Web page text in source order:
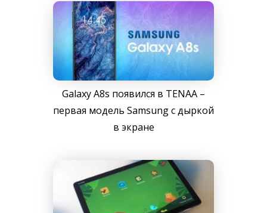
Galaxy A8s появился в TENAA –
первая модель Samsung с дыркой
в экране